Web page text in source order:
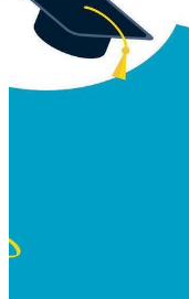
SVGs
Modèles
Vecteurs
Vidéos